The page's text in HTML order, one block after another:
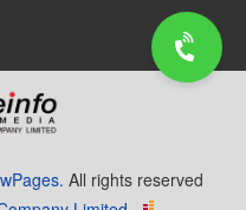
All rights reserved